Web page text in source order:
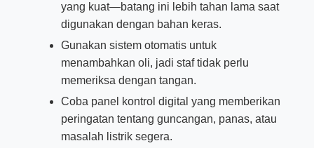
yang kuat—batang ini lebih tahan lama saat
digunakan dengan bahan keras.
Gunakan sistem otomatis untuk
menambahkan oli, jadi staf tidak perlu
memeriksa dengan tangan.
Coba panel kontrol digital yang memberikan
peringatan tentang guncangan, panas, atau
masalah listrik segera.